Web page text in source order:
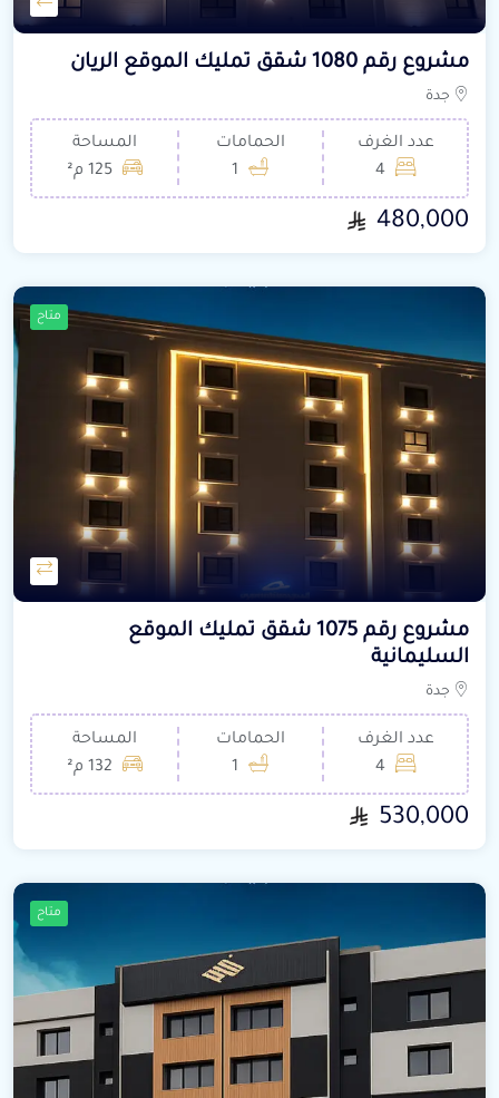
مشروع رقم 1080 شقق تمليك الموقع الريان
جدة
عدد الغرف
4
الحمامات
1
المساحة
125 م²
480,000
متاح
مشروع رقم 1075 شقق تمليك الموقع
السليمانية
جدة
عدد الغرف
4
الحمامات
1
المساحة
132 م²
530,000
متاح